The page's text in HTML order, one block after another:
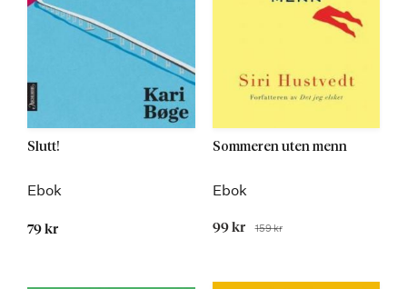
Slutt!
Ebok
79 kr
Sommeren uten menn
Ebok
Tilbudspris
99 kr Før
159 kr